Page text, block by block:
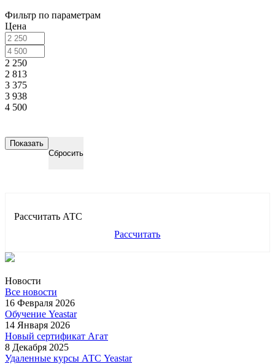
Фильтр по параметрам
Цена
2 250
2 813
3 375
3 938
4 500
Сбросить
Рассчитать АТС
Рассчитать
Новости
Все новости
16 Февраля 2026
Обучение Yeastar
14 Января 2026
Новый сертификат Агат
8 Декабря 2025
Удаленные курсы АТС Yeastar